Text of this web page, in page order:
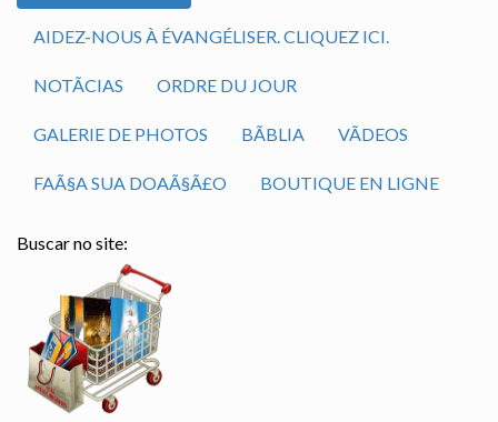
AIDEZ-NOUS À ÉVANGÉLISER. CLIQUEZ ICI.
NOTÃ­CIAS ORDRE DU JOUR
GALERIE DE PHOTOS BÃ­BLIA VÃ­DEOS
FAÃ§A SUA DOAÃ§Ã£O BOUTIQUE EN LIGNE
Buscar no site: